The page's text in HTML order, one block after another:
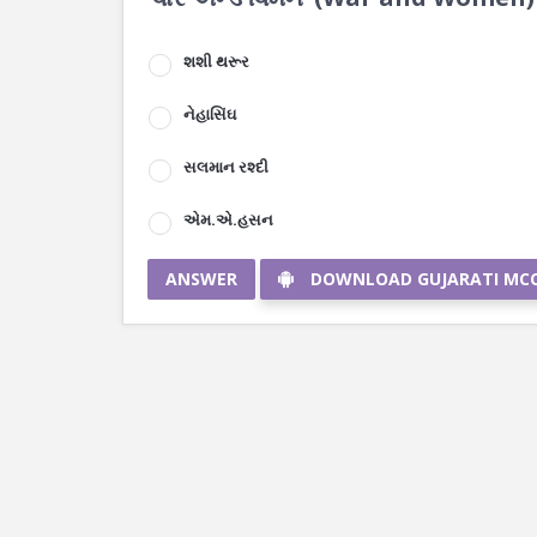
શશી થરૂર
નેહાસિંઘ
સલમાન રશ્દી
એમ.એ.હસન
ANSWER DOWNLOAD GUJARATI